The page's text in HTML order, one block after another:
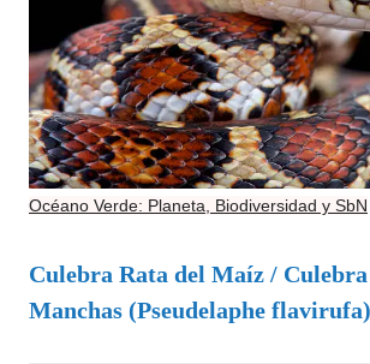
Océano Verde: Planeta, Biodiversidad y SbN
Culebra Rata del Maíz /
Manchas (Pseudelaphe flavirufa)